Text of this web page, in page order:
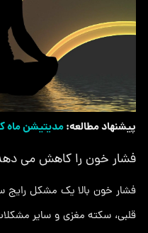
پیشنهاد مطالعه:مدیتیشن ماه
فشار خون را کاهش می
فشار خون بالا یک مشکل رایج
قلبی، سکته مغزی و سایر